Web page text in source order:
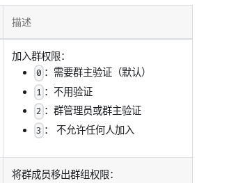
描述
加入群权限：
0 ：需要群主验证（默认）
1 ：不用验证
2 ：群管理员或群主验证
3 ： 不允许任何人加入
将群成员移出群组权限：